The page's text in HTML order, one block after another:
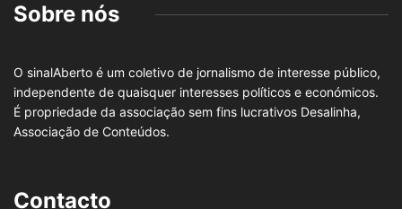
Sobre nós
O sinalAberto é um coletivo de jornalismo de interesse público,
independente de quaisquer interesses políticos e económicos.
É propriedade da associação sem fins lucrativos Desalinha,
Associação de Conteúdos.
Contacto